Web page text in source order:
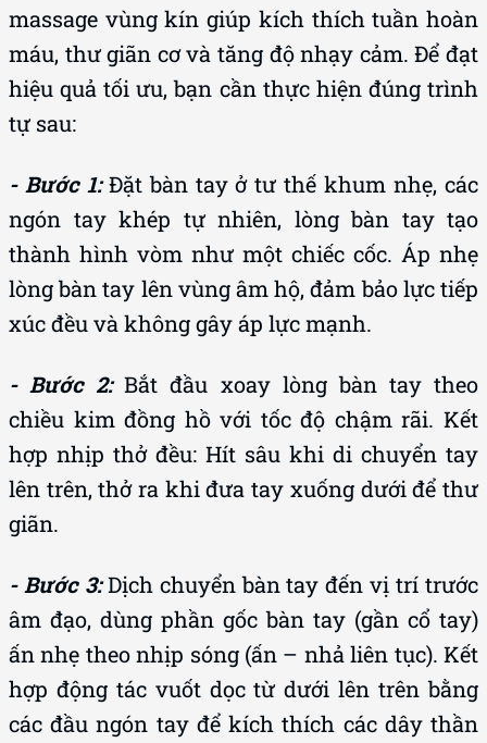
massage vùng kín giúp kích thích tuần hoàn
máu, thư giãn cơ và tăng độ nhạy cảm. Để đạt
hiệu quả tối ưu, bạn cần thực hiện đúng trình
tự sau:
- Bước 1:Đặt bàn tay ở tư thế khum nhẹ, các
ngón tay khép tự nhiên, lòng bàn tay tạo
thành hình vòm như một chiếc cốc. Áp nhẹ
lòng bàn tay lên vùng âm hộ, đảm bảo lực tiếp
xúc đều và không gây áp lực mạnh.
- Bước 2:Bắt đầu xoay lòng bàn tay theo
chiều kim đồng hồ với tốc độ chậm rãi. Kết
hợp nhịp thở đều: Hít sâu khi di chuyển tay
lên trên, thở ra khi đưa tay xuống dưới để thư
giãn.
- Bước 3:Dịch chuyển bàn tay đến vị trí trước
âm đạo, dùng phần gốc bàn tay (gần cổ tay)
ấn nhẹ theo nhịp sóng (ấn – nhả liên tục). Kết
hợp động tác vuốt dọc từ dưới lên trên bằng
các đầu ngón tay để kích thích các dây thần